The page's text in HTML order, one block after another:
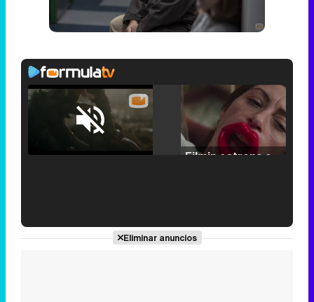
Unmute /
Loaded :
'120 Minutos' celebra sus 2.000 programas en Telemadrid con un vídeo del día a día en la redacción
Eliminar anuncios